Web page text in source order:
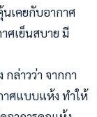
นเคยกับอากาศ
ศเย็นสบาย มี
ล่าวว่า จากกา
าศแบบแห้ง ทำให้